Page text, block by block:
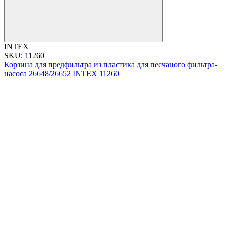
INTEX
SKU: 11260
Корзина для предфильтра из пластика для песчаного фильтра-
насоса 26648/26652 INTEX 11260